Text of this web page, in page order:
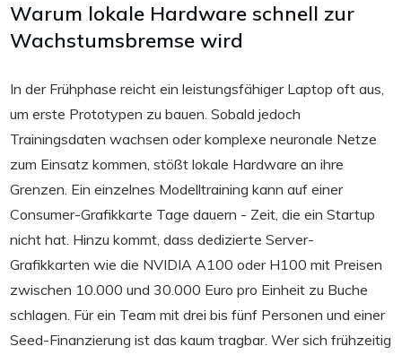
Warum lokale Hardware schnell zur
Wachstumsbremse wird
In der Frühphase reicht ein leistungsfähiger Laptop oft aus,
um erste Prototypen zu bauen. Sobald jedoch
Trainingsdaten wachsen oder komplexe neuronale Netze
zum Einsatz kommen, stößt lokale Hardware an ihre
Grenzen. Ein einzelnes Modelltraining kann auf einer
Consumer-Grafikkarte Tage dauern - Zeit, die ein Startup
nicht hat. Hinzu kommt, dass dedizierte Server-
Grafikkarten wie die NVIDIA A100 oder H100 mit Preisen
zwischen 10.000 und 30.000 Euro pro Einheit zu Buche
schlagen. Für ein Team mit drei bis fünf Personen und einer
Seed-Finanzierung ist das kaum tragbar. Wer sich frühzeitig